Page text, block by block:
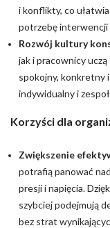
i konflikty, co
potrzebę interwencji
Rozwój kultury
jak i pracownicy
spokojny, konkretny
indywidualny i
Korzyści dla
Zwiększenie
potrafią panować
presji i napięcia.
szybciej podejmują
bez strat